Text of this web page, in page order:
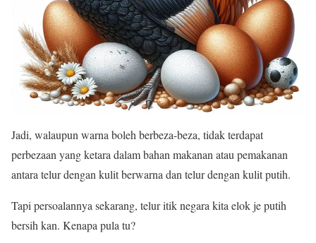
Jadi, walaupun warna boleh berbeza-beza, tidak terdapat
perbezaan yang ketara dalam bahan makanan atau pemakanan
antara telur dengan kulit berwarna dan telur dengan kulit putih.
Tapi persoalannya sekarang, telur itik negara kita elok je putih
bersih kan. Kenapa pula tu?